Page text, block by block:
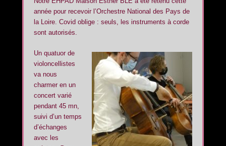
année pour recevoir l’Orchestre National des Pays de
la Loire. Covid oblige : seuls, les instruments à corde
sont autorisés.
Un quatuor de
violoncellistes
va nous
charmer en un
concert varié
pendant 45 mn,
suivi d’un temps
d’échanges
avec les